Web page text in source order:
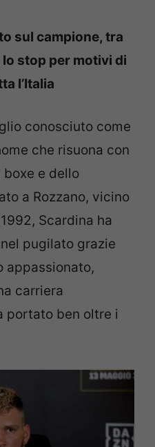
sul campione, tra
stop per motivi di
l’Italia
conosciuto come
che risuona con
e dello
a Rozzano, vicino
Scardina ha
pugilato grazie
appassionato,
carriera
portato ben oltre i